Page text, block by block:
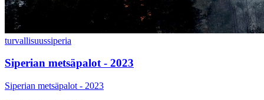
turvallisuussiperia
Siperian metsäpalot - 2023
Siperian metsäpalot - 2023